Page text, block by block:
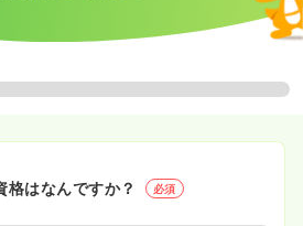
格はなんですか？ 必須